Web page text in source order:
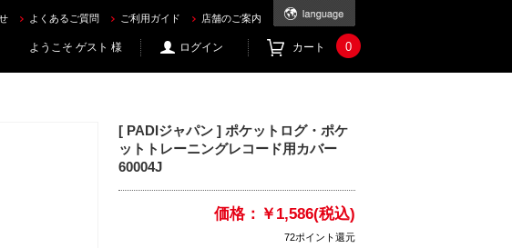
を買うならec.mic21.com
よくあるご質問 ご利用ガイド 店舗のご案内
ようこそ ゲスト 様 ログイン カート 0
[ PADIジャパン ] ポケットログ・ポケ
ットトレーニングレコード用カバー
60004J
価格： ￥1,586(税込)
72ポイント還元